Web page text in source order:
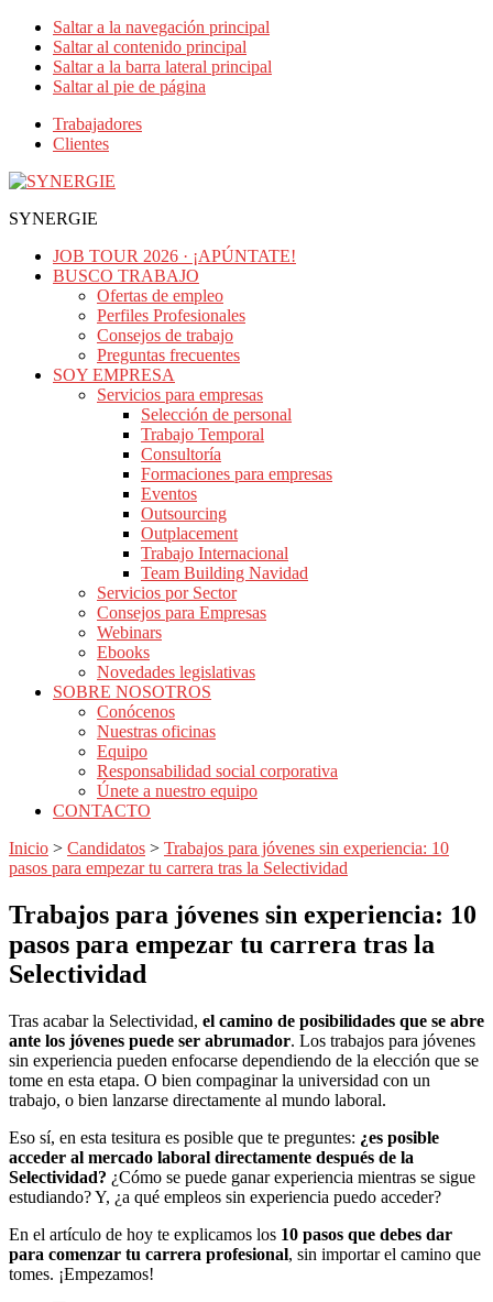
Saltar a la navegación principal
Saltar al contenido principal
Saltar a la barra lateral principal
Saltar al pie de página
Trabajadores
Clientes
SYNERGIE
JOB TOUR 2026 · ¡APÚNTATE!
BUSCO TRABAJO
Ofertas de empleo
Perfiles Profesionales
Consejos de trabajo
Preguntas frecuentes
SOY EMPRESA
Servicios para empresas
Selección de personal
Trabajo Temporal
Consultoría
Formaciones para empresas
Eventos
Outsourcing
Outplacement
Trabajo Internacional
Team Building Navidad
Servicios por Sector
Consejos para Empresas
Webinars
Ebooks
Novedades legislativas
SOBRE NOSOTROS
Conócenos
Nuestras oficinas
Equipo
Responsabilidad social corporativa
Únete a nuestro equipo
CONTACTO
Inicio > Candidatos > Trabajos para jóvenes sin experiencia: 10
pasos para empezar tu carrera tras la Selectividad
Trabajos para jóvenes sin experiencia: 10
pasos para empezar tu carrera tras la
Selectividad
Tras acabar la Selectividad, el camino de posibilidades que se abre
ante los jóvenes puede ser abrumador. Los trabajos para jóvenes
sin experiencia pueden enfocarse dependiendo de la elección que se
tome en esta etapa. O bien compaginar la universidad con un
trabajo, o bien lanzarse directamente al mundo laboral.
Eso sí, en esta tesitura es posible que te preguntes: ¿es posible
acceder al mercado laboral directamente después de la
Selectividad? ¿Cómo se puede ganar experiencia mientras se sigue
estudiando? Y, ¿a qué empleos sin experiencia puedo acceder?
En el artículo de hoy te explicamos los 10 pasos que debes dar
para comenzar tu carrera profesional, sin importar el camino que
tomes. ¡Empezamos!